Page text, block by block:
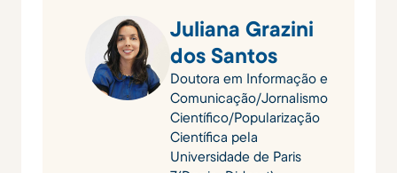
Juliana Grazini
dos Santos
Doutora em Informação e
Comunicação/Jornalismo
Científico/Popularização
Científica pela
Universidade de Paris